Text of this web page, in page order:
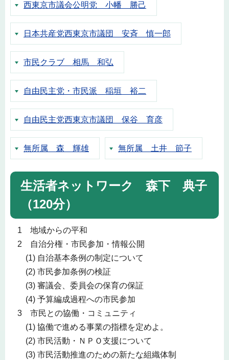
西東京市議会公明党 小幡 勝己
日本共産党西東京市議団 安斉 慎一郎
市民クラブ 相馬 和弘
自由民主党・市民派 稲垣 裕二
自由民主党西東京市議団 保谷 育彦
無所属 森 輝雄 無所属 土井 節子
生活者ネットワーク 森下 典子
（120分）
1 地域からの平和
2 自治分権・市民参加・情報公開
(1) 自治基本条例の制定について
(2) 市民参加条例の検証
(3) 審議会、委員会の保育の保証
(4) 予算編成過程への市民参加
3 市民との協働・コミュニティ
(1) 協働で進める事業の指標を定めよ。
(2) 市民活動・ＮＰＯ支援について
(3) 市民活動推進のための新たな組織体制